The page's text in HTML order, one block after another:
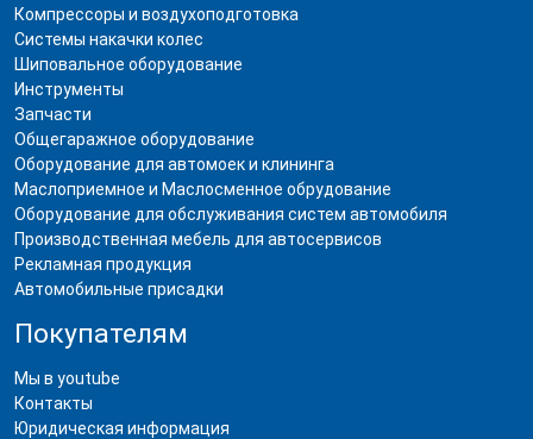
Компрессоры и воздухоподготовка
Системы накачки колес
Шиповальное оборудование
Инструменты
Запчасти
Общегаражное оборудование
Оборудование для автомоек и клининга
Маслоприемное и Маслосменное обрудование
Оборудование для обслуживания систем автомобиля
Производственная мебель для автосервисов
Рекламная продукция
Автомобильные присадки
Покупателям
Мы в youtube
Контакты
Юридическая информация